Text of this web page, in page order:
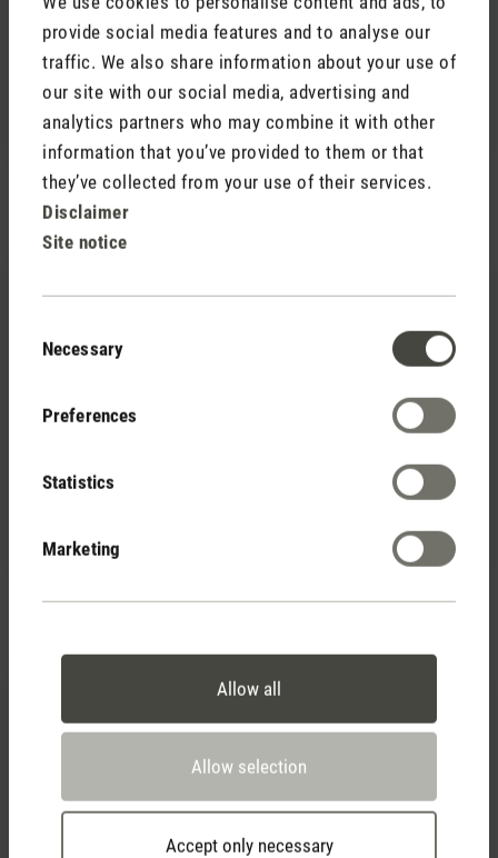
provide social media features and to analyse our
traffic. We also share information about your use of
our site with our social media, advertising and
analytics partners who may combine it with other
information that you’ve provided to them or that
they’ve collected from your use of their services.
Disclaimer
Site notice
Selection
Necessary
Preferences
Statistics
Marketing
Allow all
Allow selection
Accept only necessary
Review with rating of 5 out of 5 stars
genial
bin begeistert, wirklich geniale Konstruktion, super
schön!
28 October 2021 00:00
Fantastisches Produkt
Leistungs-Verhältnis ist top. Das Ambiente welches
dadurch geschaffen wird stösst bei allen
Büro auf dem Pult, aktuell mit dem Aroma Revive,
Stadler Form!
4 November 2021 00:00
Review with rating of 5 out of 5 stars
Sie gibt dem Ambiente noch den gewissen Touch und
arbeitet so wie es sein sollte. Ihr Luftauslasser wo